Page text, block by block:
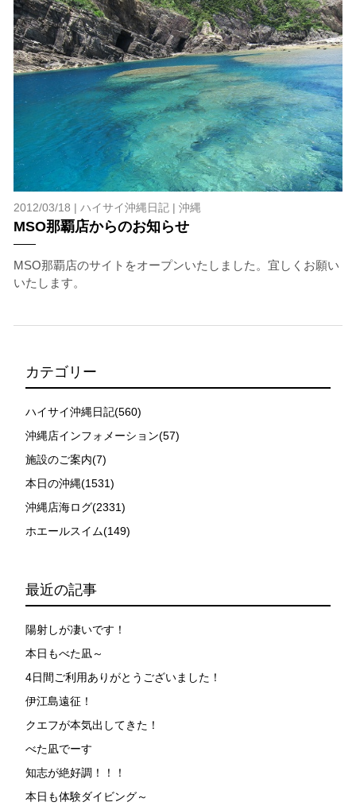
2012/03/18 | ハイサイ沖縄日記| 沖縄
MSO那覇店からのお知らせ
MSO那覇店のサイトをオープンいたしました。宜しくお願い
いたします。
カテゴリー
ハイサイ沖縄日記(560)
沖縄店インフォメーション(57)
施設のご案内(7)
本日の沖縄(1531)
沖縄店海ログ(2331)
ホエールスイム(149)
最近の記事
陽射しが凄いです！
本日もべた凪～
4日間ご利用ありがとうございました！
伊江島遠征！
クエフが本気出してきた！
べた凪でーす
知志が絶好調！！！
本日も体験ダイビング～